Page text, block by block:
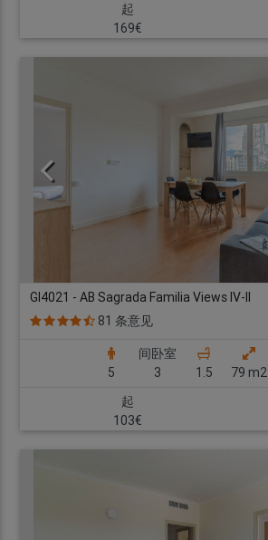
起
169€
GI4021 - AB Sagrada Familia Views IV-II
81 条意见
5
间卧室
3
1.5 79 m2
起
103€